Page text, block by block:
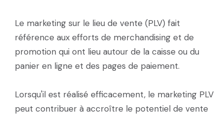
Le marketing sur le lieu de vente (PLV) fait
référence aux efforts de merchandising et de
promotion qui ont lieu autour de la caisse ou du
panier en ligne et des pages de paiement.
Lorsqu'il est réalisé efficacement, le marketing PLV
peut contribuer à accroître le potentiel de vente